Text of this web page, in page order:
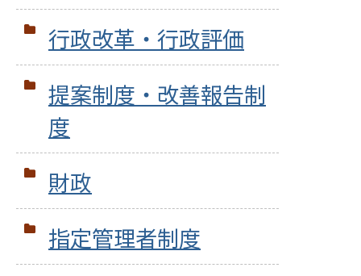
行政改革・行政評価
提案制度・改善報告制
度
財政
指定管理者制度